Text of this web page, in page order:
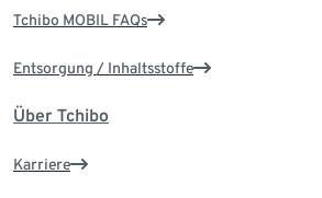
Tchibo MOBIL FAQs
Entsorgung / Inhaltsstoffe
Über Tchibo
Karriere